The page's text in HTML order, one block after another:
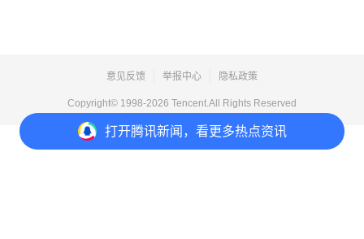
打开腾讯新闻，看更多热点资讯
意见反馈 举报中心 隐私政策
Copyright© 1998-2026 Tencent.All Rights Reserved